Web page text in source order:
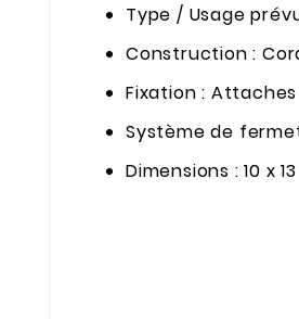
Type / Usage
Construction :
Fixation :
Système de
Dimensions : 10 x